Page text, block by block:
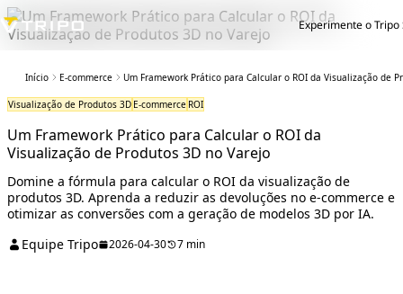
Experimente o Tripo
Início E-commerce Um Framework Prático para Calcular o ROI da Visualização de
Visualização de Produtos 3D E-commerce ROI
Um Framework Prático para Calcular o ROI da
Visualização de Produtos 3D no Varejo
Domine a fórmula para calcular o ROI da visualização de
produtos 3D. Aprenda a reduzir as devoluções no e-commerce e
otimizar as conversões com a geração de modelos 3D por IA.
Equipe Tripo
2026-04-30 7 min